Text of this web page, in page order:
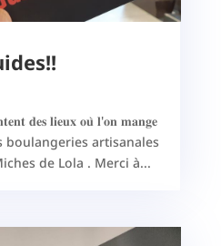
𝐝𝐞𝐬 𝐥𝐢𝐞𝐮𝐱 𝐨𝐮̀ 𝐥'𝐨𝐧 𝐦𝐚𝐧𝐠𝐞
boulangeries artisanales
de Lola . Merci à...